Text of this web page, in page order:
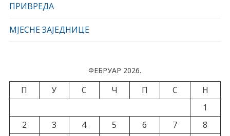
ПРИВРЕДА
МЈЕСНЕ ЗАЈЕДНИЦЕ
ФЕБРУАР 2026.
П У С Ч П С
Н
1
2
3 4 5 6 7
8